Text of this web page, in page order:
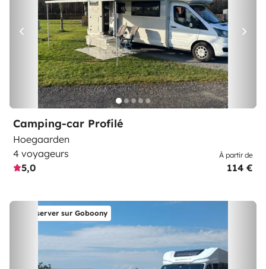
Camping-car Profilé
Hoegaarden
4 voyageurs
5,0
À partir de
114 €
Réserver sur Goboony